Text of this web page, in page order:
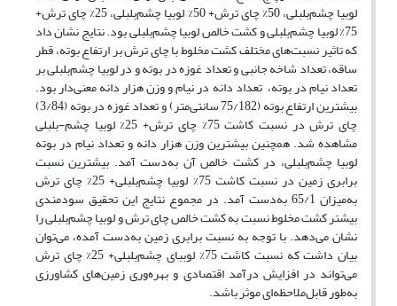
لوبیا چشم‌بلبلی، 50% چای ترش+ 50% لوبیا چشم‌بلبلی، 25% چای ترش+
75% لوبیا چشم‌بلبلی و کشت خالص لوبیا چشم‌بلبلی بود. نتایج نشان داد
که تاثیر نسبت‌های مختلف کشت مخلوط با چای ترش بر ارتفاع بوته، قطر
ساقه، تعداد شاخه جانبی و تعداد غوزه در بوته و در لوبیا چشم‌بلبلی بر
تعداد نیام در بوته، تعداد دانه در نیام و وزن هزار دانه معنی‌دار بود.
بیشترین ارتفاع بوته (75/182 سانتی‌متر) و تعداد غوزه در بوته (3/84)
چای ترش در نسبت کاشت 75% چای ترش+ 25% لوبیا چشم-بلبلی
مشاهده شد. همچنین بیشترین وزن هزار دانه و تعداد نیام در بوته
لوبیا چشم‌بلبلی، در کشت خالص آن به‌دست آمد. بیشترین نسبت
برابری زمین در نسبت کاشت 75% لوبیا چشم‌بلبلی+ 25% چای ترش
به‌میزان 65/1 به‌دست آمد. در مجموع نتایج این تحقیق سودمندی
بیشتر کشت مخلوط نسبت به کشت خالص چای ترش و لوبیا چشم‌بلبلی را
نشان می‌دهد. با توجه به نسبت برابری زمین به‌دست آمده، می‌توان
بیان داشت که نسبت کاشت 75% لوببای چشم‌بلبلی+ 25% چای ترش
می‌تواند در افزایش درآمد اقتصادی و بهره‌وری زمین‌های کشاورزی
به‌طور قابل‌ملاحظه‌ای موثر باشد.